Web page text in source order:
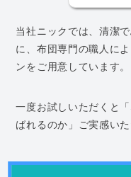
当社ニックでは、清潔
に、布団専門の職人に
ンをご用意しています。
一度お試しいただくと
ばれるのか」ご実感いた